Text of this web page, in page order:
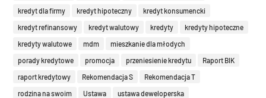
kredyt dla firmy
kredyt hipoteczny
kredyt konsumencki
kredyt refinansowy
kredyt walutowy kredyty
kredyty hipoteczne
kredyty walutowe
mdm
mieszkanie dla młodych
porady kredytowe
promocja przeniesienie kredytu
Raport BIK
raport kredytowy
Rekomendacja S
Rekomendacja T
rodzina na swoim
Ustawa
ustawa deweloperska